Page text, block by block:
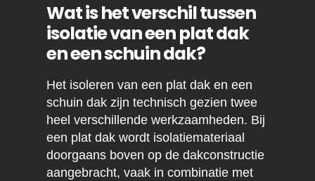
Wat is het verschil tussen
isolatie van een plat dak
en een schuin dak?
Het isoleren van een plat dak en een
schuin dak zijn technisch gezien twee
heel verschillende werkzaamheden. Bij
een plat dak wordt isolatiemateriaal
doorgaans boven op de dakconstructie
aangebracht, vaak in combinatie met